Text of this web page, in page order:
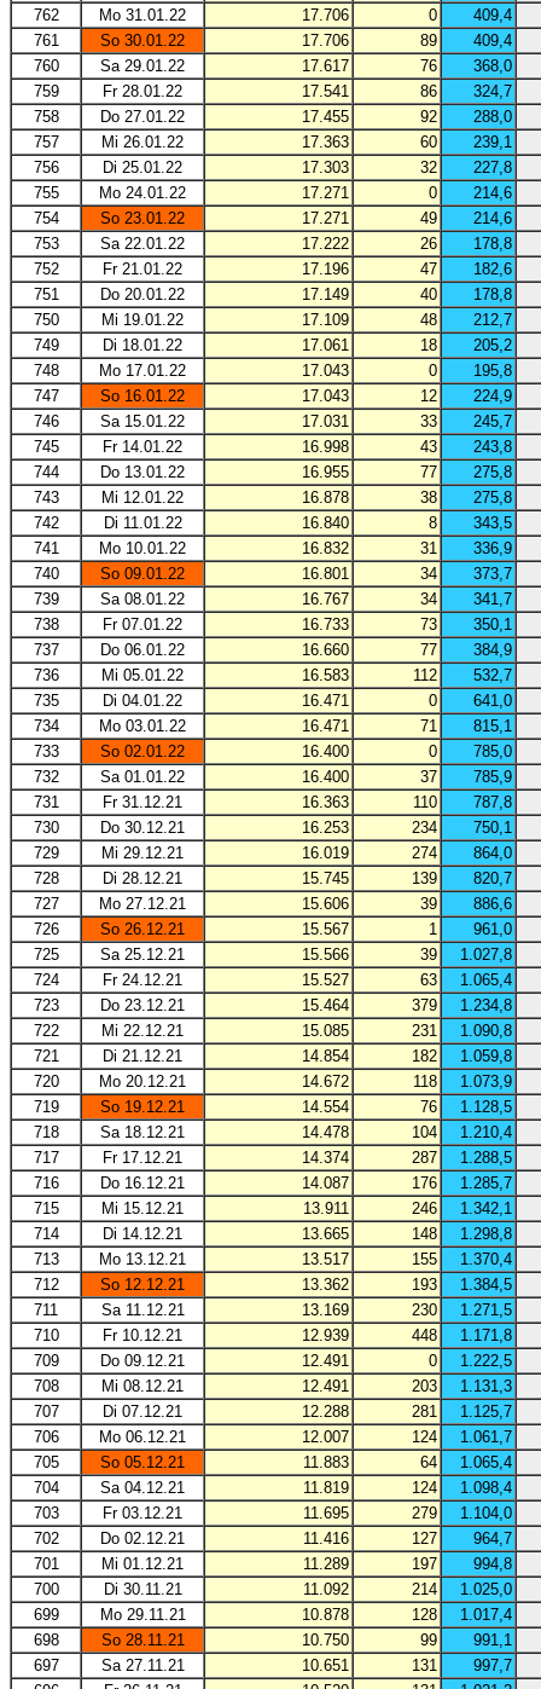
762
Mo 31.01.22 17.706 0
409,4
761
So 30.01.22 17.706 89
409,4
760
Sa 29.01.22 17.617 76
368,0
759
Fr 28.01.22 17.541 86
324,7
758
Do 27.01.22 17.455 92
288,0
757
Mi 26.01.22 17.363 60
239,1
756
Di 25.01.22 17.303 32
227,8
755
Mo 24.01.22 17.271 0
214,6
754
So 23.01.22 17.271 49
214,6
753
Sa 22.01.22 17.222 26
178,8
752
Fr 21.01.22 17.196 47
182,6
751
Do 20.01.22 17.149 40
178,8
750
Mi 19.01.22 17.109 48
212,7
749
Di 18.01.22 17.061 18
205,2
748
Mo 17.01.22 17.043 0
195,8
747
So 16.01.22 17.043 12
224,9
746
Sa 15.01.22 17.031 33
245,7
745
Fr 14.01.22 16.998 43
243,8
744
Do 13.01.22 16.955 77
275,8
743
Mi 12.01.22 16.878 38
275,8
742
Di 11.01.22 16.840 8
343,5
741
Mo 10.01.22 16.832 31
336,9
740
So 09.01.22 16.801 34
373,7
739
Sa 08.01.22 16.767 34
341,7
738
Fr 07.01.22 16.733 73
350,1
737
Do 06.01.22 16.660 77
384,9
736
Mi 05.01.22 16.583 112
532,7
735
Di 04.01.22 16.471 0
641,0
734
Mo 03.01.22 16.471 71
815,1
733
So 02.01.22 16.400 0
785,0
732
Sa 01.01.22 16.400 37
785,9
731
Fr 31.12.21 16.363 110
787,8
730
Do 30.12.21 16.253 234
750,1
729
Mi 29.12.21 16.019 274
864,0
728
Di 28.12.21 15.745 139
820,7
727
Mo 27.12.21 15.606 39
886,6
726
So 26.12.21 15.567 1
961,0
725
Sa 25.12.21 15.566 39
1.027,8
724
Fr 24.12.21 15.527 63
1.065,4
723
Do 23.12.21 15.464 379
1.234,8
722
Mi 22.12.21 15.085 231
1.090,8
721
Di 21.12.21 14.854 182
1.059,8
720
Mo 20.12.21 14.672 118
1.073,9
719
So 19.12.21 14.554 76
1.128,5
718
Sa 18.12.21 14.478 104
1.210,4
717
Fr 17.12.21 14.374 287
1.288,5
716
Do 16.12.21 14.087 176
1.285,7
715
Mi 15.12.21 13.911 246
1.342,1
714
Di 14.12.21 13.665 148
1.298,8
713
Mo 13.12.21 13.517 155
1.370,4
712
So 12.12.21 13.362 193
1.384,5
711
Sa 11.12.21 13.169 230
1.271,5
710
Fr 10.12.21 12.939 448
1.171,8
709
Do 09.12.21 12.491 0
1.222,5
708
Mi 08.12.21 12.491 203
1.131,3
707
Di 07.12.21 12.288 281
1.125,7
706
Mo 06.12.21 12.007 124
1.061,7
705
So 05.12.21 11.883 64
1.065,4
704
Sa 04.12.21 11.819 124
1.098,4
703
Fr 03.12.21 11.695 279
1.104,0
702
Do 02.12.21 11.416 127
964,7
701
Mi 01.12.21 11.289 197
994,8
700
Di 30.11.21 11.092 214
1.025,0
699
Mo 29.11.21 10.878 128
1.017,4
698
So 28.11.21 10.750 99
991,1
697
Sa 27.11.21 10.651 131
997,7